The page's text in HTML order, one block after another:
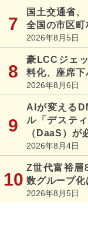
国土交通省
全国の市区町
2026年8月5日
豪LCCジェ
料化、座席
2026年8月6日
AIが変える
ル「デステ
（DaaS）が
2026年8月4日
Z世代富裕層
数グループ
2026年8月5日